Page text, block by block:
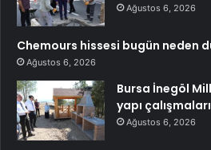
Ağustos 6, 2026
Chemours hissesi bugün neden
Ağustos 6, 2026
Bursa İnegöl
yapı
Ağustos 6, 2026